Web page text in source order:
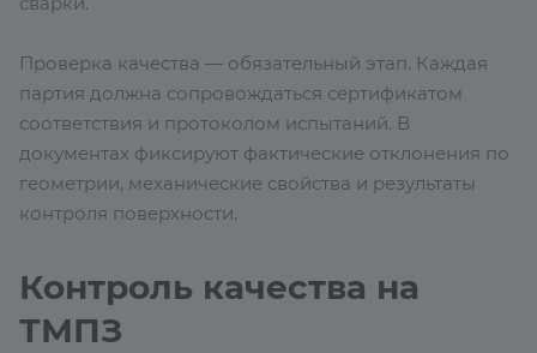
Проверка качества — обязательный этап. Каждая
партия должна сопровождаться сертификатом
соответствия и протоколом испытаний. В
документах фиксируют фактические отклонения по
геометрии, механические свойства и результаты
контроля поверхности.
Контроль качества на
ТМПЗ